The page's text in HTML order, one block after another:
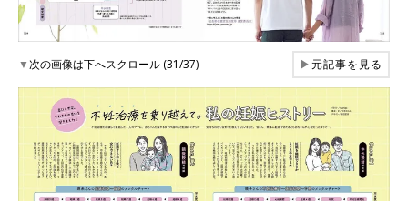
▼次の画像は下へスクロール (31/37) ▶元記事を見る